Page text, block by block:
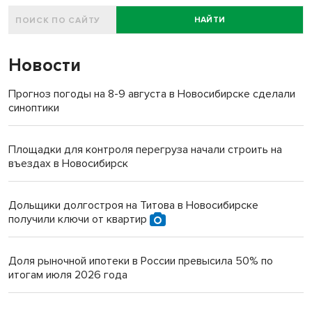
НАЙТИ
Новости
Прогноз погоды на 8-9 августа в Новосибирске сделали
синоптики
Площадки для контроля перегруза начали строить на
въездах в Новосибирск
Дольщики долгостроя на Титова в Новосибирске
получили ключи от квартир
Доля рыночной ипотеки в России превысила 50% по
итогам июля 2026 года